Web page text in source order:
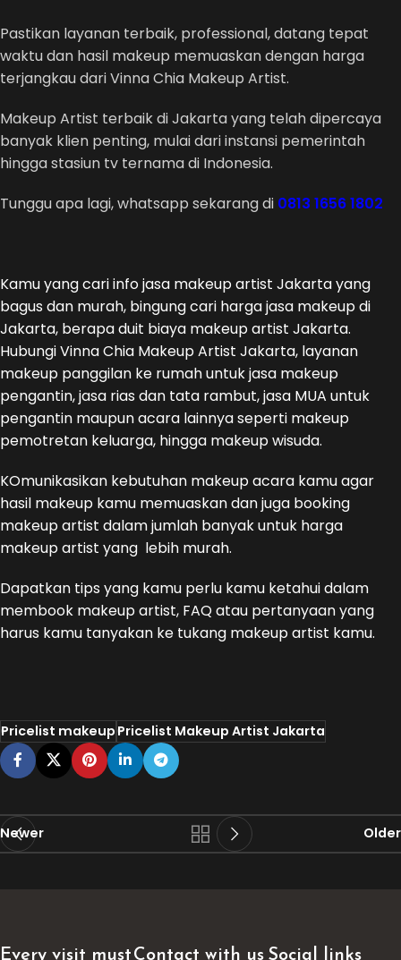
Pastikan layanan terbaik, professional, datang tepat
waktu dan hasil makeup memuaskan dengan harga
terjangkau dari Vinna Chia Makeup Artist.
Makeup Artist terbaik di Jakarta yang telah dipercaya
banyak klien penting, mulai dari instansi pemerintah
hingga stasiun tv ternama di Indonesia.
Tunggu apa lagi, whatsapp sekarang di 0813 1656 1802
Kamu yang cari info jasa makeup artist Jakarta yang
bagus dan murah, bingung cari harga jasa makeup di
Jakarta, berapa duit biaya makeup artist Jakarta.
Hubungi Vinna Chia Makeup Artist Jakarta, layanan
makeup panggilan ke rumah untuk jasa makeup
pengantin, jasa rias dan tata rambut, jasa MUA untuk
pengantin maupun acara lainnya seperti makeup
pemotretan keluarga, hingga makeup wisuda.
KOmunikasikan kebutuhan makeup acara kamu agar
hasil makeup kamu memuaskan dan juga booking
makeup artist dalam jumlah banyak untuk harga
makeup artist yang lebih murah.
Dapatkan tips yang kamu perlu kamu ketahui dalam
membook makeup artist, FAQ atau pertanyaan yang
harus kamu tanyakan ke tukang makeup artist kamu.
Pricelist makeupPricelist Makeup Artist Jakarta
Newer Older
Every visit must Contact with us Social links